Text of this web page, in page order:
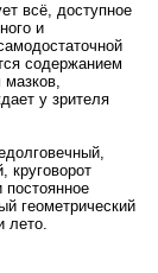
всё, доступное
и
содержанием
мазков,
у зрителя
круговорот
геометрический
лето.